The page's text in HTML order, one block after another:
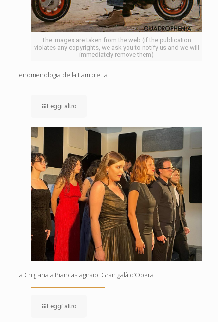
The images are taken from the web (if the publication
violates any copyrights, we ask you to notify us and we will
immediately remove them)
Fenomenologia della Lambretta
Leggi altro
La Chigiana a Piancastagnaio: Gran galà d’Opera
Leggi altro